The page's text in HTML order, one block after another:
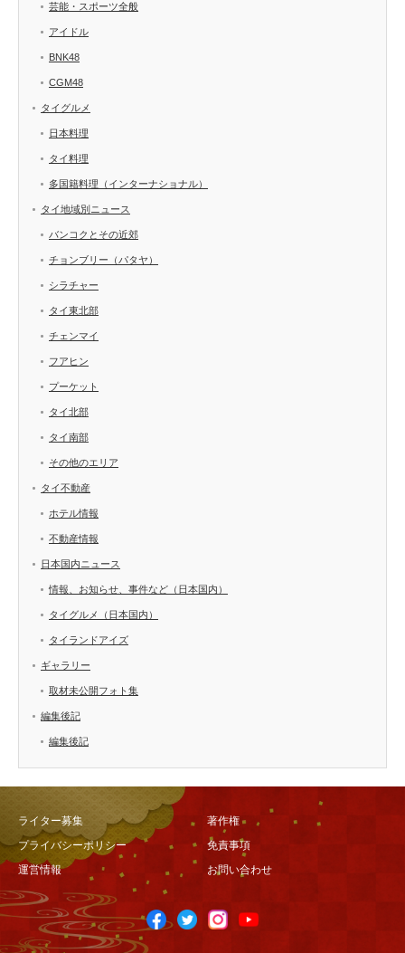
芸能・スポーツ全般
アイドル
BNK48
CGM48
タイグルメ
日本料理
タイ料理
多国籍料理（インターナショナル）
タイ地域別ニュース
バンコクとその近郊
チョンブリー（パタヤ）
シラチャー
タイ東北部
チェンマイ
フアヒン
プーケット
タイ北部
タイ南部
その他のエリア
タイ不動産
ホテル情報
不動産情報
日本国内ニュース
情報、お知らせ、事件など（日本国内）
タイグルメ（日本国内）
タイランドアイズ
ギャラリー
取材未公開フォト集
編集後記
編集後記
ライター募集
著作権
プライバシーポリシー
免責事項
運営情報
お問い合わせ